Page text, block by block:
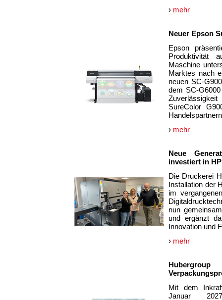
› mehr
Neuer Epson
Epson
Produktivität
Maschine
Marktes nach
neuen SC-
dem SC-
SureColor
› mehr
Neue
investiert in
Die Druckerei
Installation der
im
nun
und ergänzt
Innovation und
› mehr
Mit dem
Januar